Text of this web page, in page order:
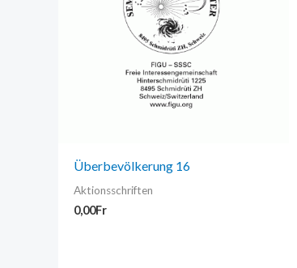
Überbevölkerung 16
Aktionsschriften
0,00Fr